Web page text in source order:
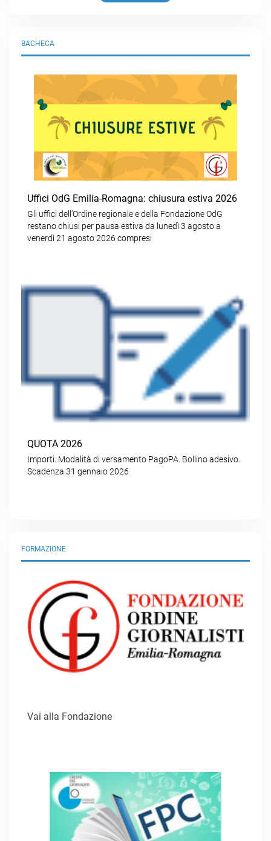
BACHECA
Uffici OdG Emilia-Romagna: chiusura estiva 2026
Gli uffici dell’Ordine regionale e della Fondazione OdG
restano chiusi per pausa estiva da lunedì 3 agosto a
venerdì 21 agosto 2026 compresi
QUOTA 2026
Importi. Modalità di versamento PagoPA. Bollino adesivo.
Scadenza 31 gennaio 2026
FORMAZIONE
Vai alla Fondazione